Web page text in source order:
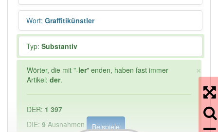
Wort: Graffitikünstler
Typ: Substantiv
×
Wörter, die mit "-ler" enden, haben fast immer
Artikel: der.
DER: 1 397
DIE: 9 Ausnahmen Beispiele